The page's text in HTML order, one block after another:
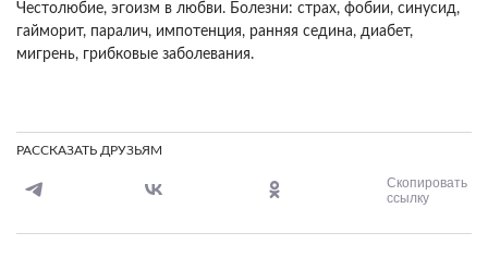
Честолюбие, эгоизм в любви. Болезни: страх, фобии, синусид,
гайморит, паралич, импотенция, ранняя седина, диабет,
мигрень, грибковые заболевания.
РАССКАЗАТЬ ДРУЗЬЯМ
Скопировать
ссылку